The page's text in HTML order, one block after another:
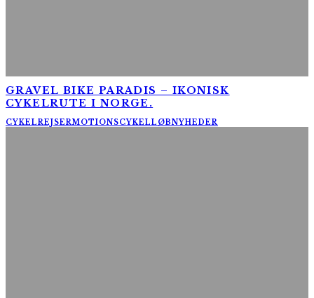
GRAVEL BIKE PARADIS – IKONISK
CYKELRUTE I NORGE.
CYKELREJSERMOTIONSCYKELLØBNYHEDER